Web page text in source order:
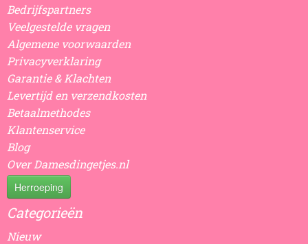
Bedrijfspartners
Veelgestelde vragen
Algemene voorwaarden
Privacyverklaring
Garantie & Klachten
Levertijd en verzendkosten
Betaalmethodes
Klantenservice
Blog
Over Damesdingetjes.nl
Herroeping
Categorieën
Nieuw